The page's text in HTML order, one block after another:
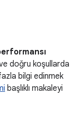
doğru koşullarda
bilgi edinmek
başlıklı makaleyi